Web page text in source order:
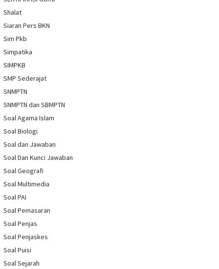
Shalat
Siaran Pers BKN
Sim Pkb
Simpatika
SIMPKB
SMP Sederajat
SNMPTN
SNMPTN dan SBMPTN
Soal Agama Islam
Soal Biologi
Soal dan Jawaban
Soal Dan Kunci Jawaban
Soal Geografi
Soal Multimedia
Soal PAI
Soal Pemasaran
Soal Penjas
Soal Penjaskes
Soal Puisi
Soal Sejarah